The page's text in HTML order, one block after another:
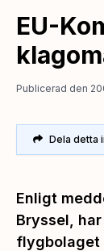
EU-
Publicerad den
Dela detta
Enligt
Bryssel,
flygbolaget